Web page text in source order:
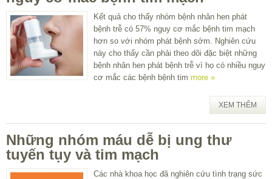
Kết quả cho thấy nhóm bệnh nhân hen phát
bệnh trễ có 57% nguy cơ mắc bệnh tim mạch
hơn so với nhóm phát bệnh sớm. Nghiên cứu
này cho thấy cần phải theo dõi đặc biệt những
bệnh nhân hen phát bệnh trễ vì họ có nhiều nguy
cơ mắc các bệnh bệnh tim more »
XEM THÊM
Những nhóm máu dễ bị ung thư
tuyến tụy và tim mạch
Các nhà khoa học đã nghiên cứu tình trạng sức